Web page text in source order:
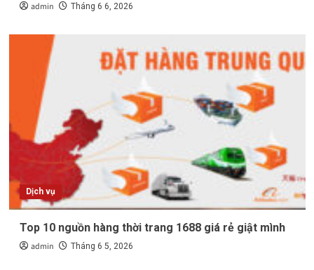
admin Tháng 6 6, 2026
Dịch vụ
Top 10 nguồn hàng thời trang 1688 giá rẻ giật mình
admin Tháng 6 5, 2026